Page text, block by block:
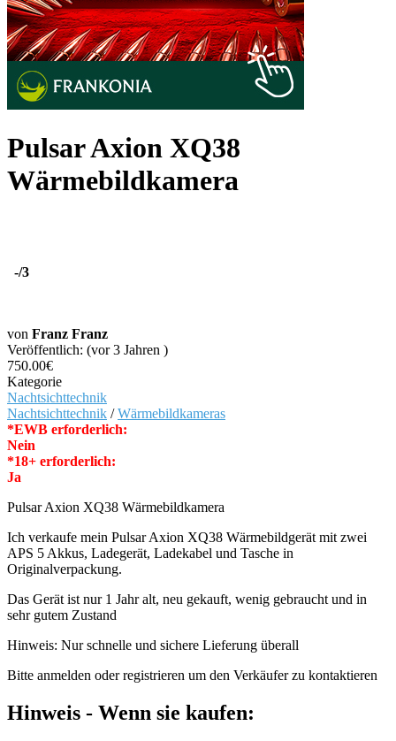
Pulsar Axion XQ38
Wärmebildkamera
-/3
von Franz Franz
Veröffentlich: (vor 3 Jahren )
750.00€
Kategorie
Nachtsichttechnik
Nachtsichttechnik /Wärmebildkameras
*EWB erforderlich:
Nein
*18+ erforderlich:
Ja
Pulsar Axion XQ38 Wärmebildkamera
Ich verkaufe mein Pulsar Axion XQ38 Wärmebildgerät mit zwei
APS 5 Akkus, Ladegerät, Ladekabel und Tasche in
Originalverpackung.
Das Gerät ist nur 1 Jahr alt, neu gekauft, wenig gebraucht und in
sehr gutem Zustand
Hinweis: Nur schnelle und sichere Lieferung überall
Bitte anmelden oder registrieren um den Verkäufer zu kontaktieren
Hinweis - Wenn sie kaufen: